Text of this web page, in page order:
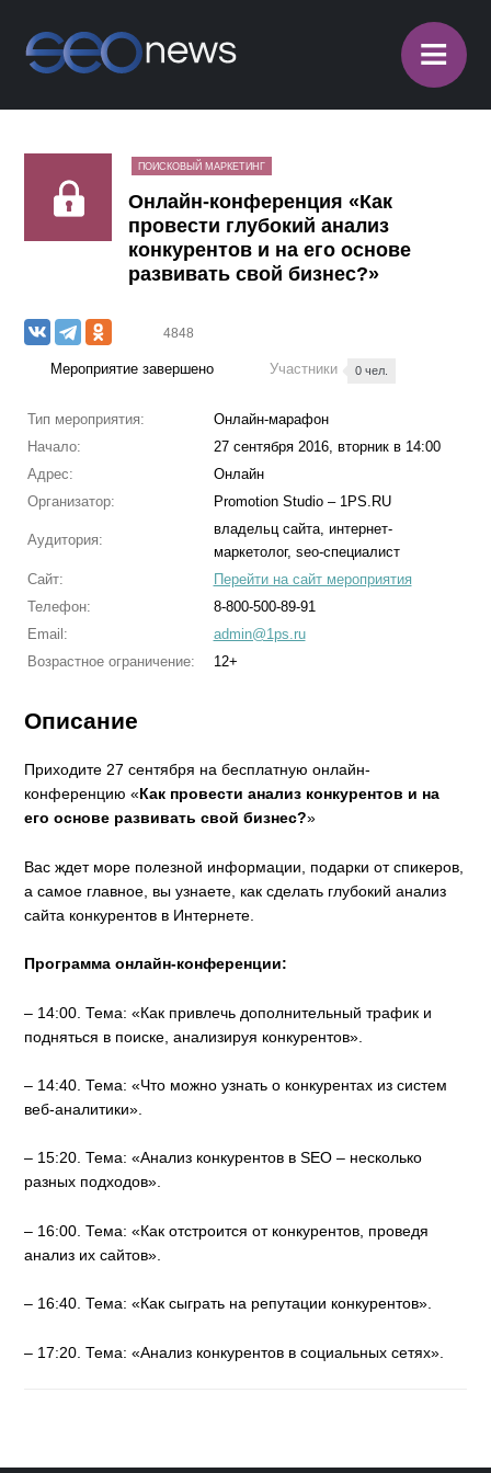
≡
ПОИСКОВЫЙ МАРКЕТИНГ
Онлайн-конференция «Как
провести глубокий анализ
конкурентов и на его основе
развивать свой бизнес?»
4848
Мероприятие завершено Участники 0 чел.
Тип мероприятия:
Онлайн-марафон
Начало:
27 сентября 2016, вторник в 14:00
Адрес:
Онлайн
Организатор:
Promotion Studio – 1PS.RU
Аудитория:
владельц сайта, интернет-
маркетолог, seo-специалист
Сайт:
Перейти на сайт мероприятия
Телефон:
8-800-500-89-91
Email:
admin@1ps.ru
Возрастное ограничение:
12+
Описание
Приходите 27 сентября на бесплатную онлайн-
конференцию «Как провести анализ конкурентов и на
его основе развивать свой бизнес?»
Вас ждет море полезной информации, подарки от спикеров,
а самое главное, вы узнаете, как сделать глубокий анализ
сайта конкурентов в Интернете.
Программа онлайн-конференции:
– 14:00. Тема: «Как привлечь дополнительный трафик и
подняться в поиске, анализируя конкурентов».
– 14:40. Тема: «Что можно узнать о конкурентах из систем
веб-аналитики».
– 15:20. Тема: «Анализ конкурентов в SEO – несколько
разных подходов».
– 16:00. Тема: «Как отстроится от конкурентов, проведя
анализ их сайтов».
– 16:40. Тема: «Как сыграть на репутации конкурентов».
– 17:20. Тема: «Анализ конкурентов в социальных сетях».